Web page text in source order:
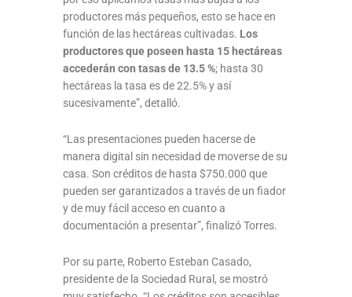
productores más pequeños, esto se hace en
función de las hectáreas cultivadas. Los
productores que poseen hasta 15 hectáreas
accederán con tasas de 13.5 %; hasta 30
hectáreas la tasa es de 22.5% y así
sucesivamente”, detalló.
“Las presentaciones pueden hacerse de
manera digital sin necesidad de moverse de su
casa. Son créditos de hasta $750.000 que
pueden ser garantizados a través de un fiador
y de muy fácil acceso en cuanto a
documentación a presentar”, finalizó Torres.
Por su parte, Roberto Esteban Casado,
presidente de la Sociedad Rural, se mostró